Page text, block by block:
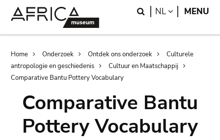
Search
NL LANGUAGE
MENU
Breadcrumb
Home Onderzoek Ontdek ons onderzoek
Culturele
antropologie en geschiedenis
Cultuur en Maatschappij
Comparative Bantu Pottery Vocabulary
Comparative Bantu
Pottery Vocabulary